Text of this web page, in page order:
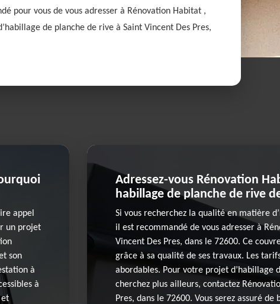
pour vous de vous adresser à Rénovation Habitat ,
de planche de rive à Saint Vincent Des Pres,
appel
un projet
son
à
à
et
Adressez-vous Rénovation
habillage de planche de rive
Si vous recherchez la qualité en matière
il est recommandé de vous adresser à
Vincent Des Pres, dans le 72600. Ce
grâce à sa qualité de ses travaux. Les
abordables. Pour votre projet d’habillage
cherchez plus ailleurs, contactez
Pres, dans le 72600. Vous serez assuré